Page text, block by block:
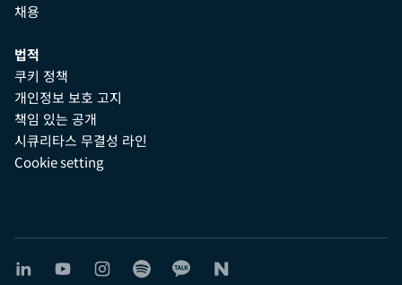
채용
법적
쿠키 정책
개인정보 보호 고지
책임 있는 공개
시큐리타스 무결성 라인
Cookie setting